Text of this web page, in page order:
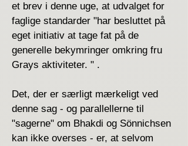
et brev i denne uge, at udvalget for
faglige standarder "har besluttet på
eget initiativ at tage fat på de
generelle bekymringer omkring fru
Grays aktiviteter. " .
Det, der er særligt mærkeligt ved
denne sag - og parallellerne til
"sagerne" om Bhakdi og Sönnichsen
kan ikke overses - er, at selvom